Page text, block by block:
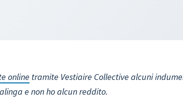
online tramite Vestiaire Collective alcuni
e non ho alcun reddito.